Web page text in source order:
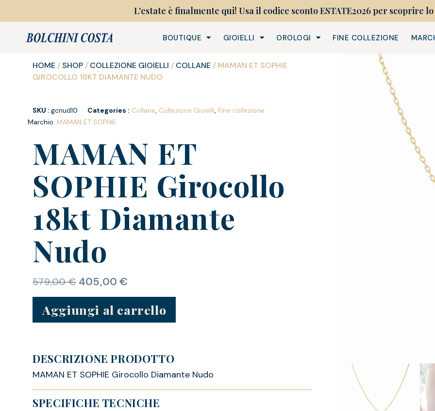
L'estate è finalmente qui! Usa il codice sconto ESTATE2026 per scoprire
BOUTIQUE GIOIELLI OROLOGI FINE COLLEZIONE
HOME / SHOP / COLLEZIONE GIOIELLI / COLLANE / MAMAN ET SOPHIE
GIROCOLLO 18KT DIAMANTE NUDO
SKU :gcnud10 Categories : Collane, Collezione Gioielli, Fine collezione
Marchio: MAMAN ET SOPHIE
MAMAN ET
SOPHIE Girocollo
18kt Diamante
Nudo
579,00€ 405,00€
Aggiungi al carrello
DESCRIZIONE PRODOTTO
MAMAN ET SOPHIE Girocollo Diamante Nudo
SPECIFICHE TECNICHE